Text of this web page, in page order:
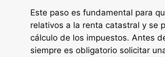
Este paso es fundamental para
relativos a la renta catastral y se
cálculo de los impuestos. Antes
siempre es obligatorio solicitar